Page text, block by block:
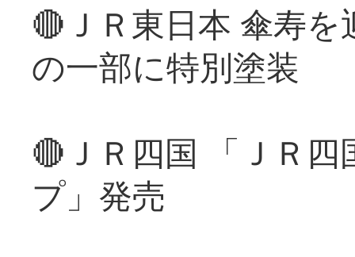
🔴ＪＲ東日本 傘寿
の一部に特別塗装
🔴ＪＲ四国 「ＪＲ
プ」発売